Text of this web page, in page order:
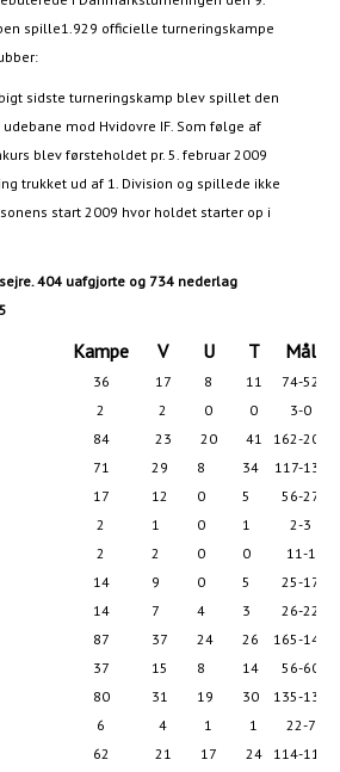
spille1.929 officielle turneringskampe
sidste turneringskamp blev spillet den
mod Hvidovre IF. Som følge af
blev førsteholdet pr. 5. februar 2009
trukket ud af 1. Division og spillede ikke
start 2009 hvor holdet starter op i
404 uafgjorte og 734 nederlag
Kampe V U T Mål
36 17 8 11
74-52
2 2 0 0
3-0
84 23 20 41
162-206
71 29 8 34
117-135
17 12 0 5
56-27
2 1 0 1
2-3
2 2 0 0
11-1
14 9 0 5
25-17
14 7 4 3
26-22
87 37 24 26
165-142
37 15 8 14
56-60
80 31 19 30
135-137
6 4 1 1
22-7
62 21 17 24
114-118